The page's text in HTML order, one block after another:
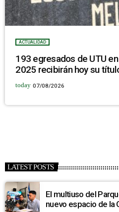
ACTUALIDAD
193 egresados de UTU
2025 recibirán hoy su
today 07/08/2026
LATEST POSTS
El multiuso del
nuevo espacio de la